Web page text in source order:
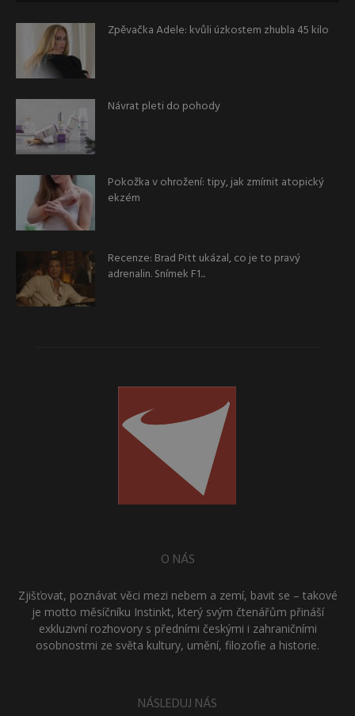
Zpěvačka Adele: kvůli úzkostem zhubla 45 kilo
Návrat pleti do pohody
Pokožka v ohrožení: tipy, jak zmírnit atopický
ekzém
Recenze: Brad Pitt ukázal, co je to pravý
adrenalin. Snímek F1...
O NÁS
Zjišťovat, poznávat věci mezi nebem a zemí, bavit se – takové
je motto měsíčníku Instinkt, který svým čtenářům přináší
exkluzivní rozhovory s předními českými i zahraničními
osobnostmi ze světa kultury, umění, filozofie a historie.
NÁSLEDUJ NÁS